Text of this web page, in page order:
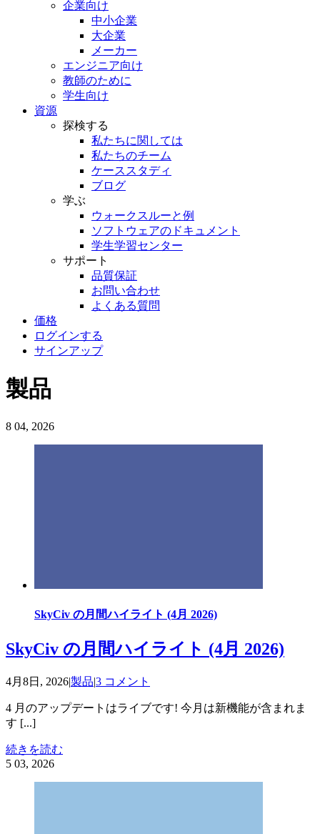
企業向け
中小企業
大企業
メーカー
エンジニア向け
教師のために
学生向け
資源
探検する
私たちに関しては
私たちのチーム
ケーススタディ
ブログ
学ぶ
ウォークスルーと例
ソフトウェアのドキュメント
学生学習センター
サポート
品質保証
お問い合わせ
よくある質問
価格
ログインする
サインアップ
製品
8 04, 2026
SkyCiv の月間ハイライト (4月 2026)
SkyCiv の月間ハイライト (4月 2026)
4月8日, 2026|製品|3 コメント
4 月のアップデートはライブです! 今月は新機能が含まれま
す [...]
続きを読む
5 03, 2026